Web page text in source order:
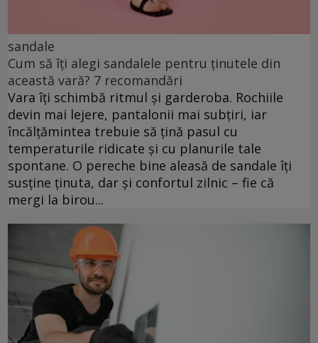
sandale
Cum să îți alegi sandalele pentru ținutele din
această vară? 7 recomandări
Vara îți schimbă ritmul și garderoba. Rochiile
devin mai lejere, pantalonii mai subțiri, iar
încălțămintea trebuie să țină pasul cu
temperaturile ridicate și cu planurile tale
spontane. O pereche bine aleasă de sandale îți
susține ținuta, dar și confortul zilnic – fie că
mergi la birou...